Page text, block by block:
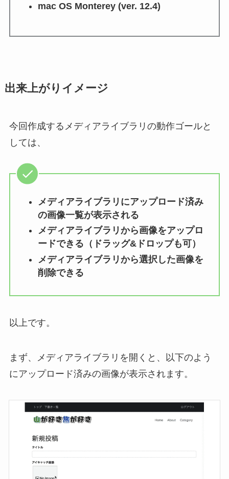
mac OS Monterey (ver. 12.4)
出来上がりイメージ
今回作成するメディアライブラリの動作ゴールと
しては、
メディアライブラリにアップロード済み
の画像一覧が表示される
メディアライブラリから画像をアップロ
ードできる（ドラッグ&ドロップも可）
メディアライブラリから選択した画像を
削除できる
以上です。
まず、メディアライブラリを開くと、以下のよう
にアップロード済みの画像が表示されます。